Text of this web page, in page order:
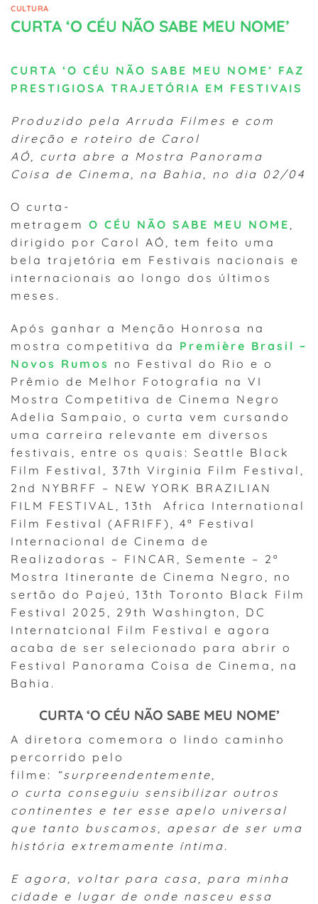
CULTURA
CURTA ‘O CÉU NÃO SABE MEU NOME’
CURTA ‘O CÉU NÃO SABE MEU NOME’ FAZ
PRESTIGIOSA TRAJETÓRIA EM FESTIVAIS
Produzido pela Arruda Filmes e com
direção e roteiro de Carol
AÓ, curta abre a Mostra Panorama
Coisa de Cinema, na Bahia, no dia 02/04
O curta-
metragem O CÉU NÃO SABE MEU NOME
dirigido por Carol AÓ, tem feito uma
bela trajetória em Festivais nacionais e
internacionais ao longo dos últimos
meses.
Após ganhar a Menção Honrosa na
mostra competitiva da Première Brasil –
Novos Rumos no Festival do Rio e o
Prêmio de Melhor Fotografia na VI
Mostra Competitiva de Cinema Negro
Adelia Sampaio, o curta vem cursando
uma carreira relevante em diversos
festivais, entre os quais: Seattle Black
Film Festival, 37th Virginia Film Festival,
2nd NYBRFF – NEW YORK BRAZILIAN
FILM FESTIVAL, 13th Africa International
Film Festival (AFRIFF), 4ª Festival
Internacional de Cinema de
Realizadoras – FINCAR, Semente – 2º
Mostra Itinerante de Cinema Negro, no
sertão do Pajeú, 13th Toronto Black Film
Festival 2025, 29th Washington, DC
Internatcional Film Festival e agora
acaba de ser selecionado para abrir o
Festival Panorama Coisa de Cinema, na
Bahia.
CURTA ‘O CÉU NÃO SABE MEU NOME’
A diretora comemora o lindo caminho
percorrido pelo
filme:
“surpreendentemente,
o curta conseguiu sensibilizar outros
continentes e ter esse apelo universal
que tanto buscamos, apesar de ser uma
história extremamente íntima.
E agora, voltar para casa, para minha
cidade e lugar de onde nasceu essa